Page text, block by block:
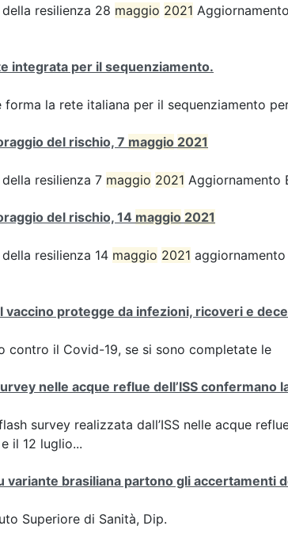
resilienza 28 maggio 2021
integrata per il sequenziamento.
forma la rete italiana per il sequenziamento
del rischio, 7 maggio 2021
resilienza 7 maggio 2021 Aggiornamento
del rischio, 14 maggio 2021
resilienza 14 maggio 2021 aggiornamento
vaccino protegge da infezioni, ricoveri e
contro il Covid-19, se si sono completate le
nelle acque reflue dell’ISS confermano
survey realizzata dall’ISS nelle acque
il 12 luglio...
variante brasiliana partono gli accertamenti
Superiore di Sanità, Dip.